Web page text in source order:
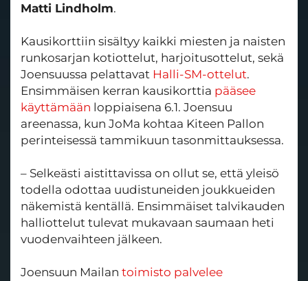
Matti Lindholm.
Kausikorttiin sisältyy kaikki miesten ja naisten
runkosarjan kotiottelut, harjoitusottelut, sekä
Joensuussa pelattavat Halli-SM-ottelut.
Ensimmäisen kerran kausikorttia pääsee
käyttämään loppiaisena 6.1. Joensuu
areenassa, kun JoMa kohtaa Kiteen Pallon
perinteisessä tammikuun tasonmittauksessa.
– Selkeästi aistittavissa on ollut se, että yleisö
todella odottaa uudistuneiden joukkueiden
näkemistä kentällä. Ensimmäiset talvikauden
halliottelut tulevat mukavaan saumaan heti
vuodenvaihteen jälkeen.
Joensuun Mailan toimisto palvelee